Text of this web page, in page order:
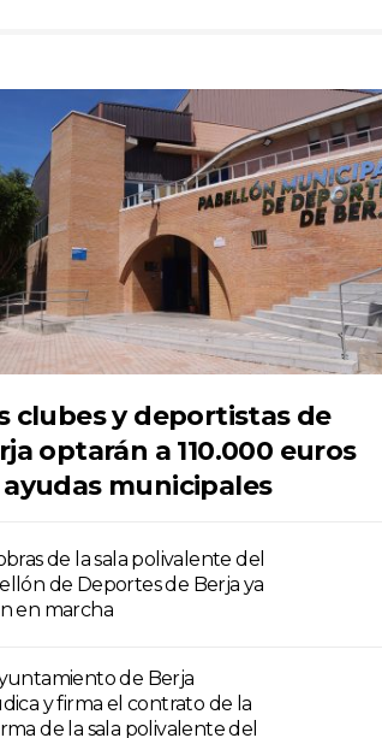
clubes y deportistas de
optarán a 110.000 euros
municipales
de la sala polivalente del
de Deportes de Berja ya
en marcha
de Berja
y firma el contrato de la
de la sala polivalente del